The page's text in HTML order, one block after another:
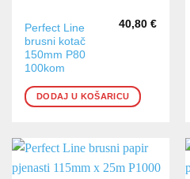
Perfect Line
brusni kotač
150mm P80
100kom
40,80 €
DODAJ U KOŠARICU